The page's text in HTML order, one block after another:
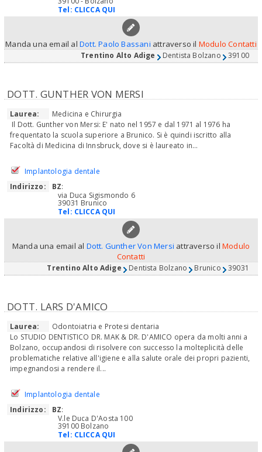
Tel: CLICCA QUI
Manda una email alDott. Paolo Bassani attraverso il Modulo Contatti
Trentino Alto Adige Dentista Bolzano 39100
DOTT. GUNTHER VON MERSI
Laurea:
Medicina e Chirurgia
Il Dott. Gunther von Mersi: E' nato nel 1957 e dal 1971 al 1976 ha
frequentato la scuola superiore a Brunico. Si è quindi iscritto alla
Facoltà di Medicina di Innsbruck, dove si è laureato in...
Implantologia dentale
Indirizzo:
BZ:
via Duca Sigismondo 6
39031 Brunico
Tel: CLICCA QUI
Manda una email al Dott. Gunther Von Mersi attraverso ilModulo
Contatti
Trentino Alto Adige Dentista Bolzano Brunico 39031
DOTT. LARS D'AMICO
Laurea:
Odontoiatria e Protesi dentaria
Lo STUDIO DENTISTICO DR. MAK & DR. D'AMICO opera da molti anni a
Bolzano, occupandosi di risolvere con successo la molteplicità delle
problematiche relative all'igiene e alla salute orale dei propri pazienti,
impegnandosi a rendere il...
Implantologia dentale
Indirizzo:
BZ:
V.le Duca D'Aosta 100
39100 Bolzano
Tel: CLICCA QUI